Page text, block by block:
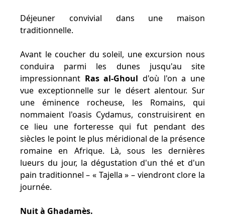
Déjeuner convivial dans une maison
traditionnelle.
Avant le coucher du soleil, une excursion nous
conduira parmi les dunes jusqu'au site
impressionnant Ras al-Ghoul d'où l'on a une
vue exceptionnelle sur le désert alentour. Sur
une éminence rocheuse, les Romains, qui
nommaient l'oasis Cydamus, construisirent en
ce lieu une forteresse qui fut pendant des
siècles le point le plus méridional de la présence
romaine en Afrique. Là, sous les dernières
lueurs du jour, la dégustation d'un thé et d'un
pain traditionnel – « Tajella » – viendront clore la
journée.
Nuit à Ghadamès.